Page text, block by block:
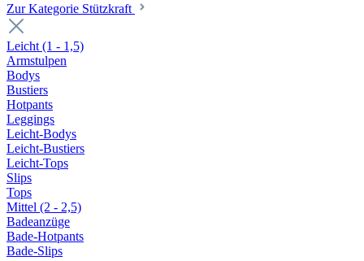
Zur Kategorie Stützkraft
Leicht (1 - 1,5)
Armstulpen
Bodys
Bustiers
Hotpants
Leggings
Leicht-Bodys
Leicht-Bustiers
Leicht-Tops
Slips
Tops
Mittel (2 - 2,5)
Badeanzüge
Bade-Hotpants
Bade-Slips